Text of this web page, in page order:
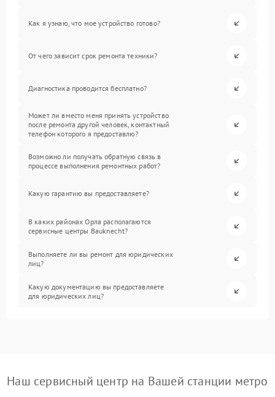
Как я узнаю, что мое устройство готово?
От чего зависит срок ремонта техники?
Диагностика проводится бесплатно?
Может ли вместо меня принять устройство
после ремонта другой человек, контактный
телефон которого я предоставлю?
Возможно ли получать обратную связь в
процессе выполнения ремонтных работ?
Какую гарантию вы предоставляете?
В каких районах Орла располагаются
сервисные центры Bauknecht?
Выполняете ли вы ремонт для юридических
лиц?
Какую документацию вы предоставляете
для юридических лиц?
Наш сервисный центр на Вашей станции метро